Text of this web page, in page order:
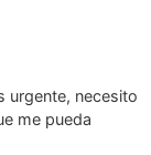
urgente, necesito
me pueda